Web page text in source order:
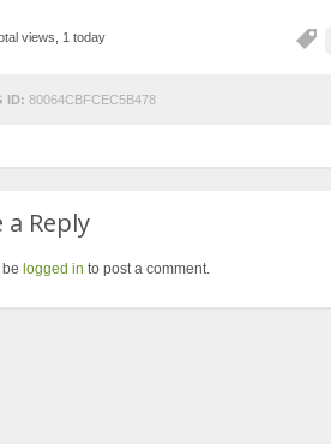
views, 1 today
ID: 80064CBFCEC5B478
a Reply
logged in to post a comment.